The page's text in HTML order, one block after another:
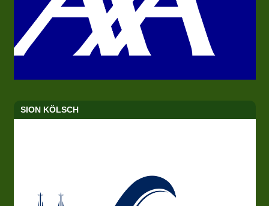
SION KÖLSCH